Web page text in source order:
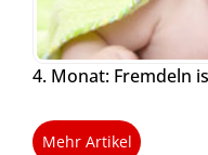
4. Monat: Fremdeln
Mehr Artikel